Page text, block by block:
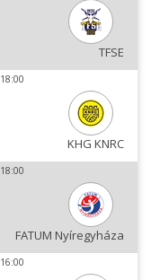
TFSE
18:00
KHG KNRC
18:00
FATUM Nyíregyháza
16:00